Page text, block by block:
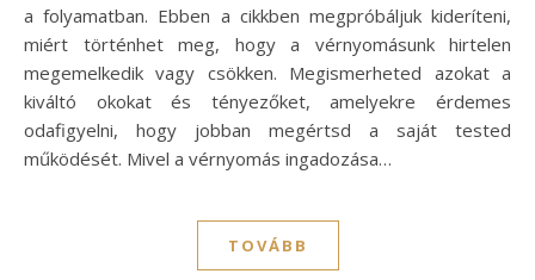
a folyamatban. Ebben a cikkben megpróbáljuk kideríteni,
miért történhet meg, hogy a vérnyomásunk hirtelen
megemelkedik vagy csökken. Megismerheted azokat a
kiváltó okokat és tényezőket, amelyekre érdemes
odafigyelni, hogy jobban megértsd a saját tested
működését. Mivel a vérnyomás ingadozása…
TOVÁBB